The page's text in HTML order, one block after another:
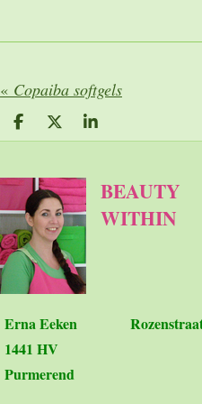
« Copaiba softgels
D
e
e
n
D
e
l
S
h
BEAUTY
WITHIN
Erna Eeken
1441 HV
Purmerend